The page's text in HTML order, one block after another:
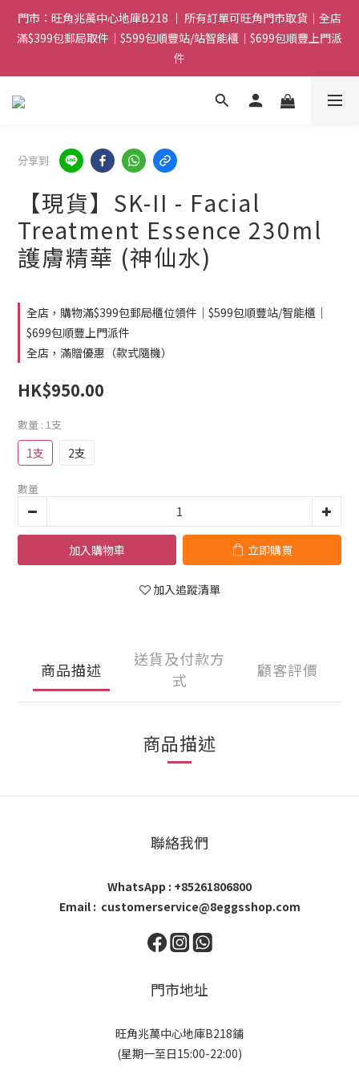
門市：旺角兆萬中心地庫B218 ｜ 所有訂單可旺角門市取貨｜全店
滿$399包郵局取件｜$599包順豐站/站智能櫃｜$699包順豐上門派
件
門市：旺角兆萬中心地庫B218 ｜ 所有訂單可旺角門市取貨｜全店
滿$399包郵局取件｜$599包順豐站/站智能櫃｜$699包順豐上門派
件
滿贈優惠🎁 滿$788送Gucci香水Sample｜ 滿$1088送Clarins 煥
門市：旺角兆萬中心地庫B218 ｜ 所有訂單可旺角門市取貨｜全店
滿$399包郵局取件｜$599包順豐站/站智能櫃｜$699包順豐上門派
件
分享到
【現貨】SK-II - Facial
Treatment Essence 230ml
護膚精華 (神仙水)
全店，購物滿$399包郵局櫃位領件｜$599包順豐站/智能櫃｜
$699包順豐上門派件
全店，滿贈優惠（款式隨機）
HK$950.00
數量 : 1支
1支 2支
數量
加入購物車 立即購買
加入追蹤清單
商品描述
送貨及付款方
式
顧客評價
商品描述
聯絡我們
WhatsApp : +85261806800
Email : customerservice@8eggsshop.com
門市地址
旺角兆萬中心地庫B218鋪
(星期一至日15:00-22:00)